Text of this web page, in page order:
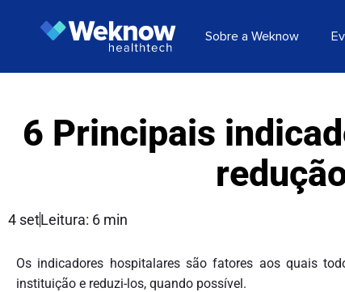
Sobre a Weknow
6 Principais
4 setLeitura: 6 min
Os indicadores hospitalares são fatores aos quais
instituição e reduzi-los, quando possível.